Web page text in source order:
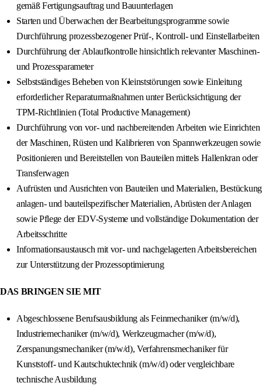
gemäß Fertigungsauftrag und Bauunterlagen
Starten und Überwachen der Bearbeitungsprogramme sowie
Durchführung prozessbezogener Prüf-, Kontroll- und Einstellarbeiten
Durchführung der Ablaufkontrolle hinsichtlich relevanter Maschinen-
und Prozessparameter
Selbstständiges Beheben von Kleinststörungen sowie Einleitung
erforderlicher Reparaturmaßnahmen unter Berücksichtigung der
TPM-Richtlinien (Total Productive Management)
Durchführung von vor- und nachbereitenden Arbeiten wie Einrichten
der Maschinen, Rüsten und Kalibrieren von Spannwerkzeugen sowie
Positionieren und Bereitstellen von Bauteilen mittels Hallenkran oder
Transferwagen
Aufrüsten und Ausrichten von Bauteilen und Materialien, Bestückung
anlagen- und bauteilspezifischer Materialien, Abrüsten der Anlagen
sowie Pflege der EDV-Systeme und vollständige Dokumentation der
Arbeitsschritte
Informationsaustausch mit vor- und nachgelagerten Arbeitsbereichen
zur Unterstützung der Prozessoptimierung
DAS BRINGEN SIE MIT
Abgeschlossene Berufsausbildung als Feinmechaniker (m/w/d),
Industriemechaniker (m/w/d), Werkzeugmacher (m/w/d),
Zerspanungsmechaniker (m/w/d), Verfahrensmechaniker für
Kunststoff- und Kautschuktechnik (m/w/d) oder vergleichbare
technische Ausbildung